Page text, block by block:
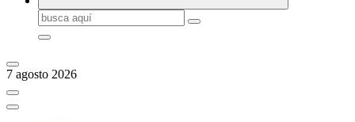
Buscar:
7 agosto 2026